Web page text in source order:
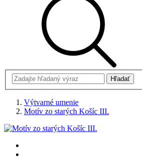
Výtvarné umenie
Motív zo starých Košíc III.